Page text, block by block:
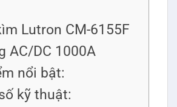
Lutron CM-6155F
AC/DC 1000A
nổi bật:
kỹ thuật: